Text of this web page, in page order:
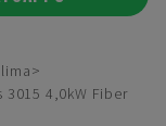
4,0kW Fiber